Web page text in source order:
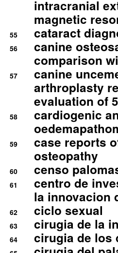
intracranial
magnetic
55 cataract
56
canine
comparison
57
canine
arthroplasty
evaluation of
58
cardiogenic
59
case reports
osteopathy
60 censo
61
centro de
la innovacion
62 ciclo sexual
63 cirugia de la
64 cirugia de los